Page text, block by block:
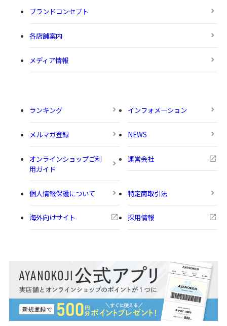
ブランドコンセプト
各店舗案内
メディア情報
ランキング インフォメーション
メルマガ登録 NEWS
オンラインショップご利
用ガイド
運営会社
個人情報保護について 特定商取引法
海外向けサイト 採用情報